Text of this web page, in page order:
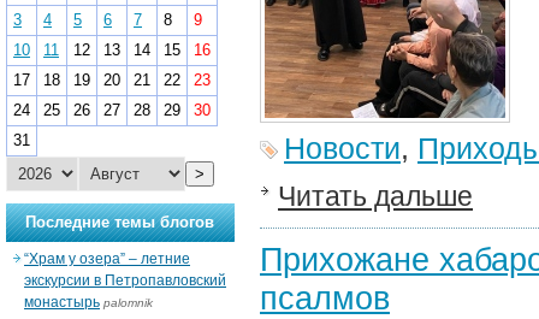
Новости,
Читать дальше
Прихожане
псалмов
3
4 5 6 7 8
9
10
11 12 13 14 15
16
17
18 19 20 21 22
23
24
25 26 27 28 29
30
31
>
Последние темы блогов
“Храм у озера” – летние
экскурсии в Петропавловский
монастырь palomnik